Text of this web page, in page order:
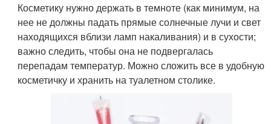
Косметику нужно держать в темноте (как минимум, на
нее не должны падать прямые солнечные лучи и свет
находящихся вблизи ламп накаливания) и в сухости;
важно следить, чтобы она не подвергалась
перепадам температур. Можно сложить все в удобную
косметичку и хранить на туалетном столике.